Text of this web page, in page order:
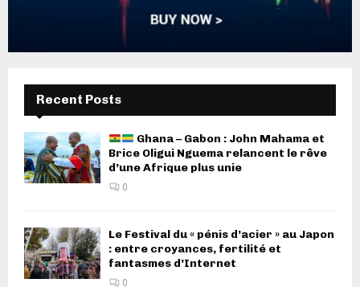
Recent Posts
Ghana – Gabon : John Mahama et
Brice Oligui Nguema relancent le rêve
d’une Afrique plus unie
0
Le Festival du « pénis d’acier » au Japon
: entre croyances, fertilité et
fantasmes d’Internet
0